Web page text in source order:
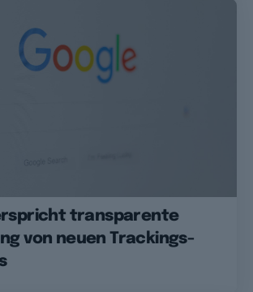
transparente
von neuen Trackings-